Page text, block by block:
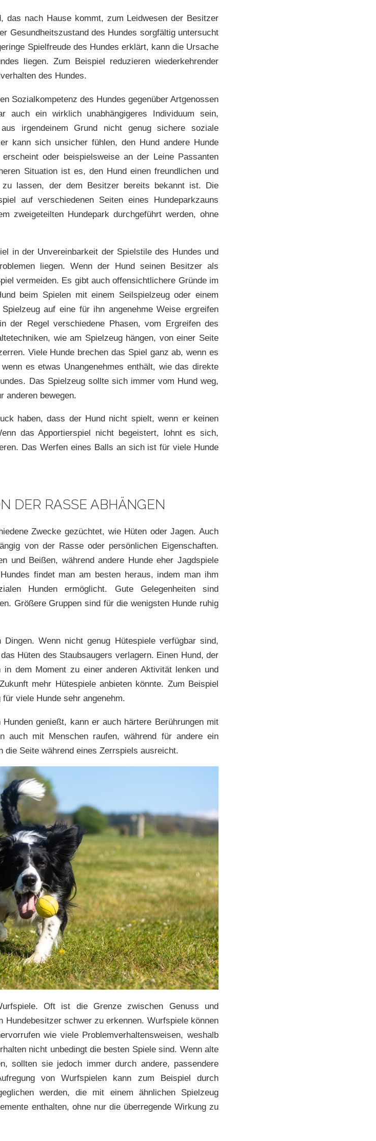
das nach Hause kommt, zum Leidwesen der Besitzer
Gesundheitszustand des Hundes sorgfältig untersucht
Spielfreude des Hundes erklärt, kann die Ursache
liegen. Zum Beispiel reduzieren wiederkehrender
des Hundes.
Sozialkompetenz des Hundes gegenüber Artgenossen
auch ein wirklich unabhängigeres Individuum sein,
irgendeinem Grund nicht genug sichere soziale
kann sich unsicher fühlen, den Hund andere Hunde
oder beispielsweise an der Leine Passanten
Situation ist es, den Hund einen freundlichen und
zu lassen, der dem Besitzer bereits bekannt ist. Die
auf verschiedenen Seiten eines Hundeparkzauns
zweigeteilten Hundepark durchgeführt werden, ohne
in der Unvereinbarkeit der Spielstile des Hundes und
liegen. Wenn der Hund seinen Besitzer als
vermeiden. Es gibt auch offensichtlichere Gründe im
beim Spielen mit einem Seilspielzeug oder einem
auf eine für ihn angenehme Weise ergreifen
der Regel verschiedene Phasen, vom Ergreifen des
wie am Spielzeug hängen, von einer Seite
Viele Hunde brechen das Spiel ganz ab, wenn es
es etwas Unangenehmes enthält, wie das direkte
Das Spielzeug sollte sich immer vom Hund weg,
anderen bewegen.
haben, dass der Hund nicht spielt, wenn er keinen
das Apportierspiel nicht begeistert, lohnt es sich,
Das Werfen eines Balls an sich ist für viele Hunde
DER RASSE ABHÄNGEN
Zwecke gezüchtet, wie Hüten oder Jagen. Auch
von der Rasse oder persönlichen Eigenschaften.
und Beißen, während andere Hunde eher Jagdspiele
findet man am besten heraus, indem man ihm
Hunden ermöglicht. Gute Gelegenheiten sind
Größere Gruppen sind für die wenigsten Hunde ruhig
Wenn nicht genug Hütespiele verfügbar sind,
Hüten des Staubsaugers verlagern. Einen Hund, der
dem Moment zu einer anderen Aktivität lenken und
mehr Hütespiele anbieten könnte. Zum Beispiel
viele Hunde sehr angenehm.
genießt, kann er auch härtere Berührungen mit
auch mit Menschen raufen, während für andere ein
Seite während eines Zerrspiels ausreicht.
Oft ist die Grenze zwischen Genuss und
Hundebesitzer schwer zu erkennen. Wurfspiele können
wie viele Problemverhaltensweisen, weshalb
nicht unbedingt die besten Spiele sind. Wenn alte
sollten sie jedoch immer durch andere, passendere
von Wurfspielen kann zum Beispiel durch
werden, die mit einem ähnlichen Spielzeug
enthalten, ohne nur die überregende Wirkung zu